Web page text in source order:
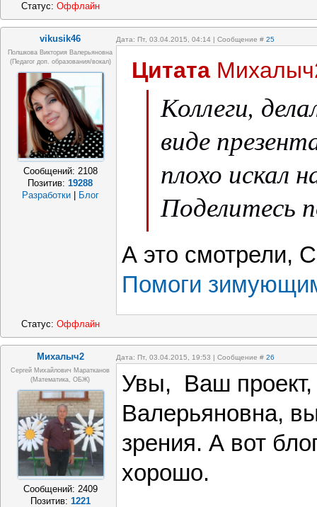
Статус: Оффлайн
vikusik46 Дата: Пт, 03.04.2015, 04:14 | Сообщение # 25
Полшкова Виктория Валерьяновна
(педагог доп. образования/вокал)
Сообщений: 2108
Позитив:19288
Разработки
Блог
Цитата
Коллеги,
виде
плохо искал
Поделитесь
А это смотрели,
Помоги
Статус: Оффлайн
Михалыч2 Дата: Пт, 03.04.2015, 19:53 | Сообщение # 26
Сергей Михайлович Маратканов
(математика, ОБЖ)
Сообщений: 2409
Позитив: 1221
Увы, Ваш проект,
Валерьяновна,
зрения. А вот
хорошо.